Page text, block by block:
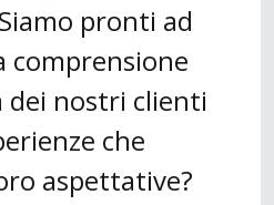
pronti ad
comprensione
dei nostri clienti
che
aspettative?